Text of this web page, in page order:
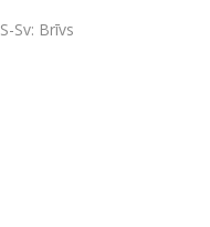
S-Sv: Brīvs